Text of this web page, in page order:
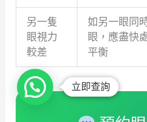
另一隻
眼視力
較差
如另一眼同
眼，應盡快
平衡
立即查詢